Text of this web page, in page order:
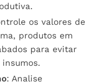
os valores de
produtos em
para evitar
: Analise